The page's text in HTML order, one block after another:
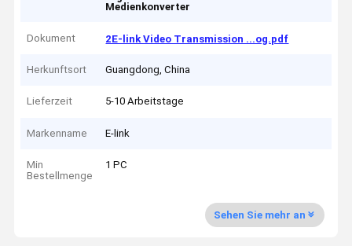
Medienkonverter
Dokument 2E-link Video Transmission ...og.pdf
Herkunftsort Guangdong, China
Lieferzeit 5-10 Arbeitstage
Markenname E-link
Min
Bestellmenge
1 PC
Sehen Sie mehr an